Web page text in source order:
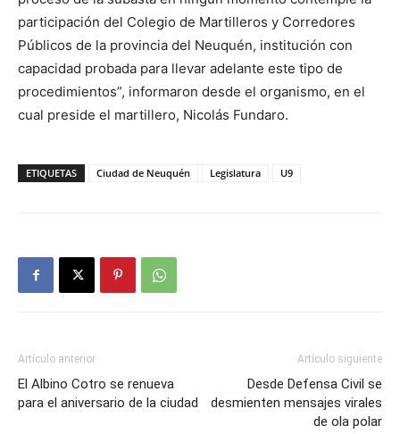
participación del Colegio de Martilleros y Corredores
Públicos de la provincia del Neuquén, institución con
capacidad probada para llevar adelante este tipo de
procedimientos”, informaron desde el organismo, en el
cual preside el martillero, Nicolás Fundaro.
ETIQUETAS Ciudad de Neuquén Legislatura U9
Artículo anterior
El Albino Cotro se renueva
para el aniversario de la ciudad
Artículo siguiente
Desde Defensa Civil se
desmienten mensajes virales
de ola polar